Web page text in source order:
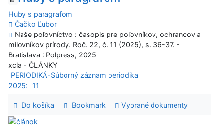
Huby s paragrafom
Čačko Ľubor
Naše poľovníctvo : časopis pre poľovníkov, ochrancov a
milovníkov prírody. Roč. 22, č. 11 (2025), s. 36-37. -
Bratislava : Polpress, 2025
xcla - ČLÁNKY
PERIODIKÁ-Súborný záznam periodika
2025:
11
Do košíka Bookmark Vybrané dokumenty